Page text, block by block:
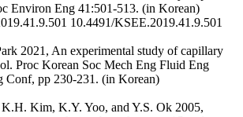
Environ Eng 41:501-513. (in Korean)
10.4491/KSEE.2019.41.9.501
2021, An experimental study of capillary
Proc Korean Soc Mech Eng Fluid Eng
Conf, pp 230-231. (in Korean)
K.H. Kim, K.Y. Yoo, and Y.S. Ok 2005,